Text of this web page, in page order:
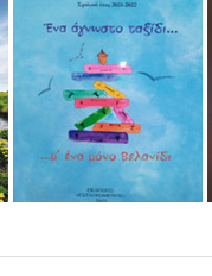
ΓΙΑ ΤΟΥΣ ΜΙΚΡΟΥΣ
ΡΑΔΙΟΦΩΝΙΚΕΣ
ΒΙΝΤΕΟ